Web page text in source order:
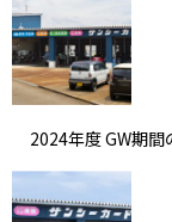
2024年度 GW期